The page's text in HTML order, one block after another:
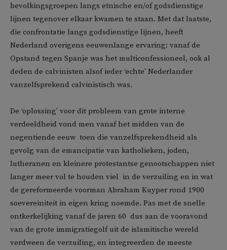
bevolkingsgroepen langs etnische en/of godsdienstige
lijnen tegenover elkaar kwamen te staan. Met dat laatste,
die confrontatie langs godsdienstige lijnen, heeft
Nederland overigens eeuwenlange ervaring: vanaf de
Opstand tegen Spanje was het multiconfessioneel, ook al
deden de calvinisten alsof ieder ‘echte’ Nederlander
vanzelfsprekend calvinistisch was.
De ‘oplossing’ voor dit probleem van grote interne
verdeeldheid vond men vanaf het midden van de
negentiende eeuw  toen die vanzelfsprekendheid als
gevolg van de emancipatie van katholieken, joden,
lutheranen en kleinere protestantse genootschappen niet
langer meer vol te houden viel  in de verzuiling en in wat
de gereformeerde voorman Abraham Kuyper rond 1900
soevereiniteit in eigen kring noemde. Pas met de snelle
ontkerkelijking vanaf de jaren 60  dus aan de vooravond
van de grote immigratiegolf uit de islamitische wereld 
verdween de verzuiling, en integreerden de meeste